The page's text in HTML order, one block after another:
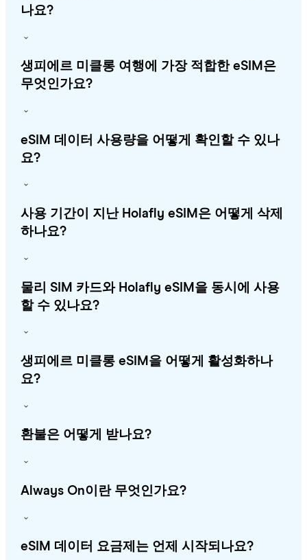
나요?
생피에르 미클롱 여행에 가장 적합한 eSIM은
무엇인가요?
eSIM 데이터 사용량을 어떻게 확인할 수 있나
요?
사용 기간이 지난 Holafly eSIM은 어떻게 삭제
하나요?
물리 SIM 카드와 Holafly eSIM을 동시에 사용
할 수 있나요?
생피에르 미클롱 eSIM을 어떻게 활성화하나
요?
환불은 어떻게 받나요?
Always On이란 무엇인가요?
eSIM 데이터 요금제는 언제 시작되나요?